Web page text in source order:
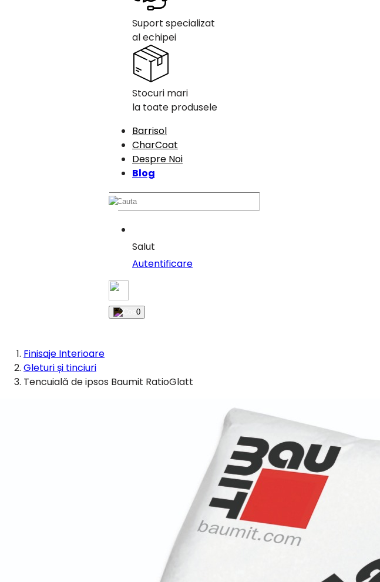
Suport specializat
al echipei
Stocuri mari
la toate produsele
Barrisol
CharCoat
Despre Noi
Blog
Salut
Autentificare
0
Finisaje Interioare
Gleturi și tinciuri
Tencuială de ipsos Baumit RatioGlatt